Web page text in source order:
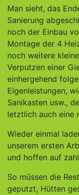
Man sieht, das
Sanierung
noch der Einbau
Montage der 4
noch weitere
Verputzen einer
einhergehend
Eigenleistungen,
Sanikasten usw.,
letztlich auch eine
Wieder einmal
unserem ersten
und hoffen auf
So müssen die
geputzt, Hütten